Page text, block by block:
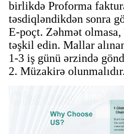
birlikdə Proforma
təsdiqləndikdən sonra
E-poçt. Zəhmət
təşkil edin. Mallar
1-3 iş günü ərzində
2. Müzakirə